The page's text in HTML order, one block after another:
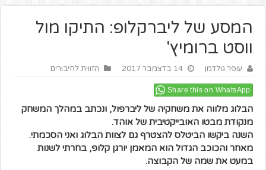
המסע של ליברקלופ: התיקו מול
ווסט ברומיץ'
עופר גולדמן 14 בדצמבר 2017 הזווית לחיבורים
Share this on WhatsApp
הבלוג מלווה את משחקיה של ליברפול, ונכתב במהלך המשחק
מנקודת מבטו האובייקטיבית של אוהד.
השנה ביקשו הביטלס להצטרף גם לצוות הבלוג ואני הסכמתי.
מאחר והכוכב הגדול הוא המאמן יורגן קלופ, בחרתי לשנות
במעט את שמה של הקבוצה.